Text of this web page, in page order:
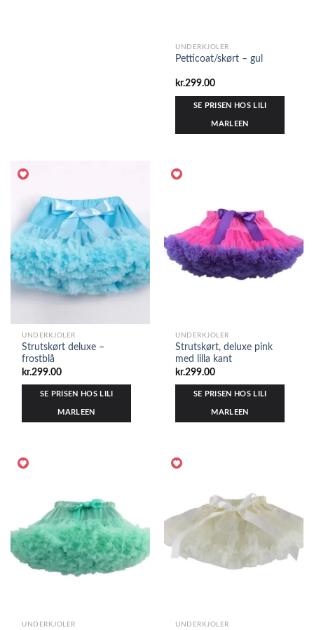
UNDERKJOLER
Petticoat/skørt – gul
kr.299.00
SE PRISEN HOS LILI
MARLEEN
UNDERKJOLER
Strutskørt deluxe –
frostblå
kr.299.00
SE PRISEN HOS LILI
MARLEEN
UNDERKJOLER
Strutskørt, deluxe pink
med lilla kant
kr.299.00
SE PRISEN HOS LILI
MARLEEN
UNDERKJOLER UNDERKJOLER